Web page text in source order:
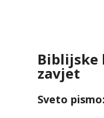
Biblijske
zavjet
Sveto